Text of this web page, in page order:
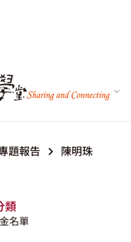
題報告 陳明珠
類
名單